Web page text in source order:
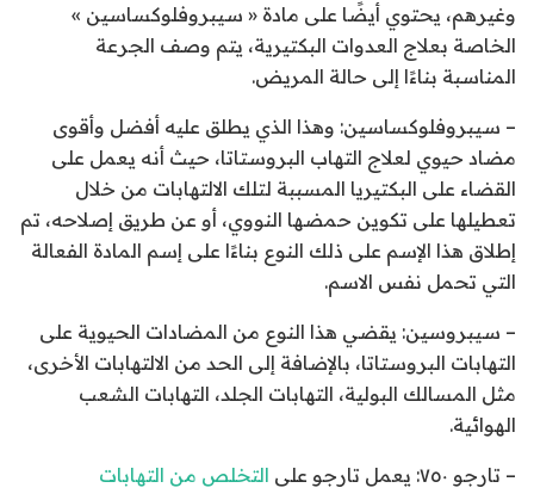
وغيرهم، يحتوي أيضًا على مادة « سيبروفلوكساسين »
الخاصة بعلاج العدوات البكتيرية، يتم وصف الجرعة
المناسبة بناءًا إلى حالة المريض.
– سيبروفلوكساسين: وهذا الذي يطلق عليه أفضل وأقوى
مضاد حيوي لعلاج التهاب البروستاتا، حيث أنه يعمل على
القضاء على البكتيريا المسببة لتلك الالتهابات من خلال
تعطيلها على تكوين حمضها النووي، أو عن طريق إصلاحه، تم
إطلاق هذا الإسم على ذلك النوع بناءًا على إسم المادة الفعالة
التي تحمل نفس الاسم.
– سيبروسين: يقضي هذا النوع من المضادات الحيوية على
التهابات البروستاتا، بالإضافة إلى الحد من الالتهابات الأخرى،
مثل المسالك البولية، التهابات الجلد، التهابات الشعب
الهوائية.
– تارجو ٧٥٠: يعمل تارجو على التخلص من التهابات